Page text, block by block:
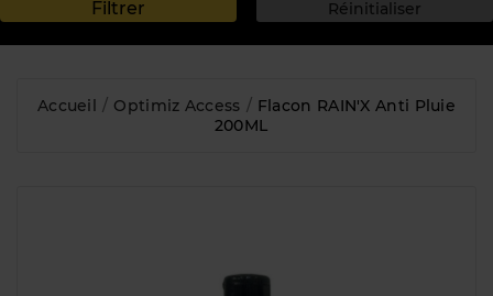
Accueil Optimiz Access
Flacon RAIN'X Anti Pluie
200ML